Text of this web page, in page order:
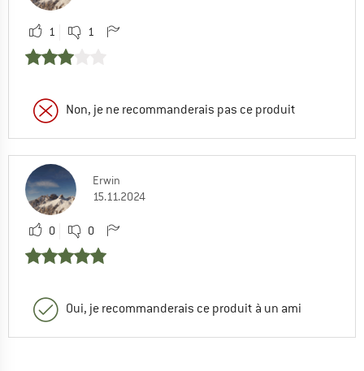
1 1
Non, je ne recommanderais pas ce produit
Erwin
15.11.2024
0 0
Oui, je recommanderais ce produit à un ami